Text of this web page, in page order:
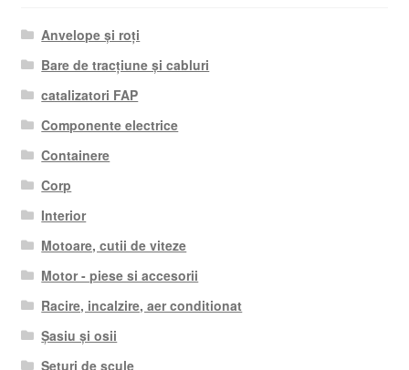
Anvelope și roți
Bare de tracțiune și cabluri
catalizatori FAP
Componente electrice
Containere
Corp
Interior
Motoare, cutii de viteze
Motor - piese si accesorii
Racire, incalzire, aer conditionat
Șasiu și osii
Seturi de scule